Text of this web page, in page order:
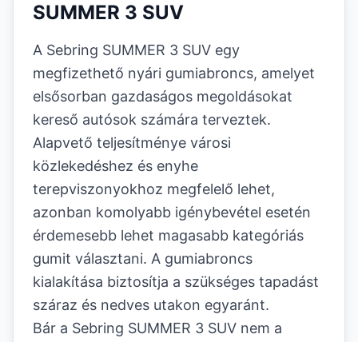
SUMMER 3 SUV
A Sebring SUMMER 3 SUV egy
megfizethető nyári gumiabroncs, amelyet
elsősorban gazdaságos megoldásokat
kereső autósok számára terveztek.
Alapvető teljesítménye városi
közlekedéshez és enyhe
terepviszonyokhoz megfelelő lehet,
azonban komolyabb igénybevétel esetén
érdemesebb lehet magasabb kategóriás
gumit választani. A gumiabroncs
kialakítása biztosítja a szükséges tapadást
száraz és nedves utakon egyaránt.
Bár a Sebring SUMMER 3 SUV nem a